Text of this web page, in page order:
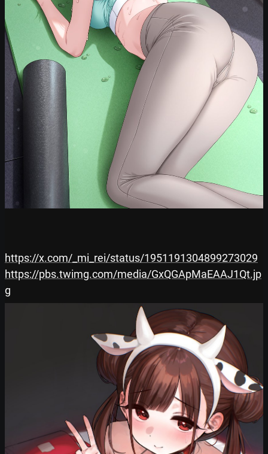
https://x.com/_mi_rei/status/1951191304899273029
https://pbs.twimg.com/media/GxQGApMaEAAJ1Qt.jp
g